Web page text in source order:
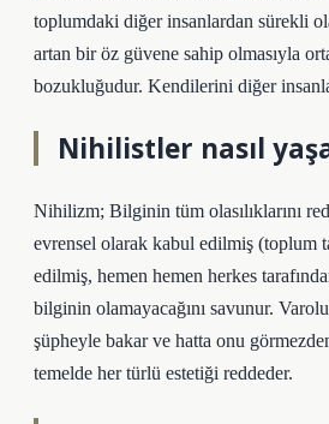
toplumdaki diğer insanlardan sürekli
artan bir öz güvene sahip olmasıyla
bozukluğudur. Kendilerini diğer
Nihilistler nasıl
Nihilizm; Bilginin tüm olasılıklarını
evrensel olarak kabul edilmiş (toplum
edilmiş, hemen hemen herkes
bilginin olamayacağını savunur.
şüpheyle bakar ve hatta onu
temelde her türlü estetiği reddeder.